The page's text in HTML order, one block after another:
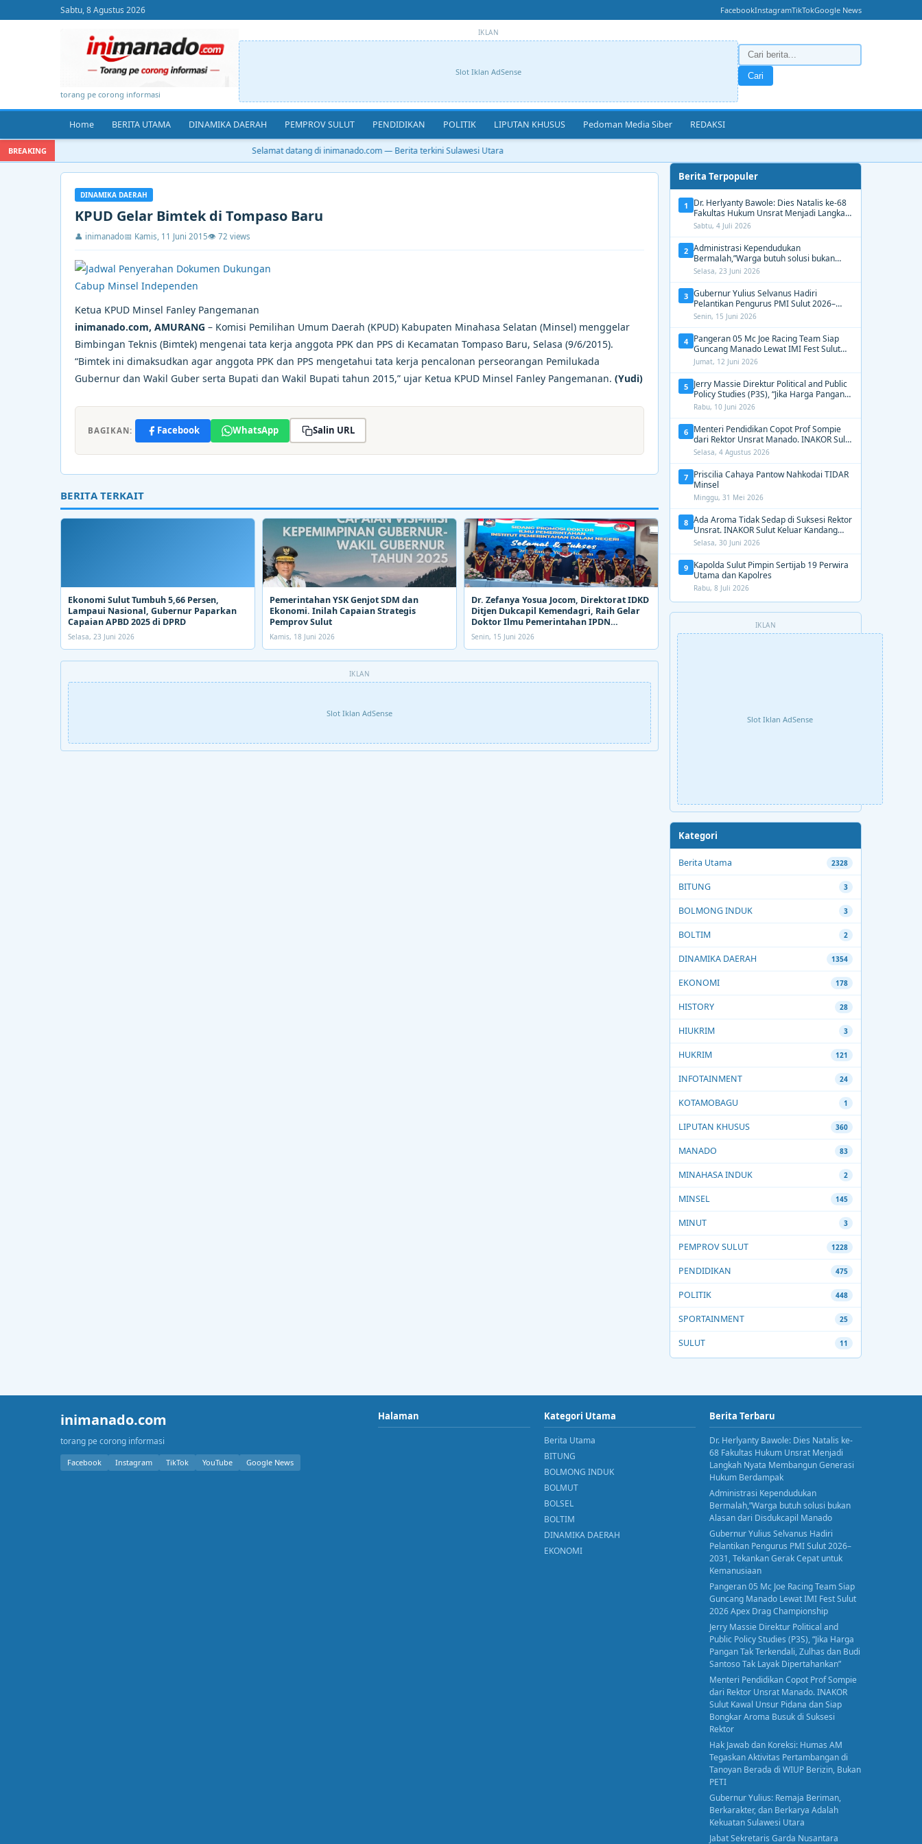
Sabtu, 8 Agustus 2026 FacebookInstagramTikTokGoogle News
torang pe corong informasi
IKLAN
Slot Iklan AdSense Cari
Home BERITA UTAMA DINAMIKA DAERAH PEMPROV SULUT PENDIDIKAN POLITIK LIPUTAN KHUSUS Pedoman Media Siber REDAKSI
BREAKING Selamat datang di inimanado.com — Berita terkini Sulawesi Utara
DINAMIKA DAERAH
KPUD Gelar Bimtek di Tompaso Baru
👤 inimanado📅 Kamis, 11 Juni 2015👁 72 views
Ketua KPUD Minsel Fanley Pangemanan
inimanado.com, AMURANG – Komisi Pemilihan Umum Daerah (KPUD) Kabupaten Minahasa Selatan (Minsel) menggelar
Bimbingan Teknis (Bimtek) mengenai tata kerja anggota PPK dan PPS di Kecamatan Tompaso Baru, Selasa (9/6/2015).
“Bimtek ini dimaksudkan agar anggota PPK dan PPS mengetahui tata kerja pencalonan perseorangan Pemilukada
Gubernur dan Wakil Guber serta Bupati dan Wakil Bupati tahun 2015,” ujar Ketua KPUD Minsel Fanley Pangemanan. (Yudi)
BAGIKAN: Facebook WhatsApp Salin URL
BERITA TERKAIT
Ekonomi Sulut Tumbuh 5,66 Persen,
Lampaui Nasional, Gubernur Paparkan
Capaian APBD 2025 di DPRD
Selasa, 23 Juni 2026
Pemerintahan YSK Genjot SDM dan
Ekonomi. Inilah Capaian Strategis
Pemprov Sulut
Kamis, 18 Juni 2026
Dr. Zefanya Yosua Jocom, Direktorat IDKD
Ditjen Dukcapil Kemendagri, Raih Gelar
Doktor Ilmu Pemerintahan IPDN
Kemendagri
Senin, 15 Juni 2026
IKLAN
Slot Iklan AdSense
Berita Terpopuler
1
Dr. Herlyanty Bawole: Dies Natalis ke-68
Fakultas Hukum Unsrat Menjadi Langkah
Nyata Membangun Generasi Hukum
Berdampak
Sabtu, 4 Juli 2026
2 Administrasi Kependudukan
Bermalah,”Warga butuh solusi bukan
Alasan dari Disdukcapil Manado
Selasa, 23 Juni 2026
3 Gubernur Yulius Selvanus Hadiri
Pelantikan Pengurus PMI Sulut 2026–
2031, Tekankan Gerak Cepat untuk
Kemanusiaan
Senin, 15 Juni 2026
4 Pangeran 05 Mc Joe Racing Team Siap
Guncang Manado Lewat IMI Fest Sulut
2026 Apex Drag Championship
Jumat, 12 Juni 2026
5 Jerry Massie Direktur Political and Public
Policy Studies (P3S), “Jika Harga Pangan
Tak Terkendali, Zulhas dan Budi Santoso
Tak Layak Dipertahankan”
Rabu, 10 Juni 2026
6 Menteri Pendidikan Copot Prof Sompie
dari Rektor Unsrat Manado. INAKOR Sulut
Kawal Unsur Pidana dan Siap Bongkar
Aroma Busuk di Suksesi Rektor
Selasa, 4 Agustus 2026
7 Priscilia Cahaya Pantow Nahkodai TIDAR
Minsel
Minggu, 31 Mei 2026
8 Ada Aroma Tidak Sedap di Suksesi Rektor
Unsrat. INAKOR Sulut Keluar Kandang
Kawal Proses Seleksi
Selasa, 30 Juni 2026
9 Kapolda Sulut Pimpin Sertijab 19 Perwira
Utama dan Kapolres
Rabu, 8 Juli 2026
IKLAN
Slot Iklan AdSense
Kategori
Berita Utama 2328
BITUNG 3
BOLMONG INDUK 3
BOLTIM 2
DINAMIKA DAERAH 1354
EKONOMI 178
HISTORY 28
HIUKRIM 3
HUKRIM 121
INFOTAINMENT 24
KOTAMOBAGU 1
LIPUTAN KHUSUS 360
MANADO 83
MINAHASA INDUK 2
MINSEL 145
MINUT 3
PEMPROV SULUT 1228
PENDIDIKAN 475
POLITIK 448
SPORTAINMENT 25
SULUT 11
inimanado.com
torang pe corong informasi
Facebook Instagram TikTok YouTube Google News
Halaman Kategori Utama
Berita Utama
BITUNG
BOLMONG INDUK
BOLMUT
BOLSEL
BOLTIM
DINAMIKA DAERAH
EKONOMI
Berita Terbaru
Dr. Herlyanty Bawole: Dies Natalis ke-
68 Fakultas Hukum Unsrat Menjadi
Langkah Nyata Membangun Generasi
Hukum Berdampak
Administrasi Kependudukan
Bermalah,”Warga butuh solusi bukan
Alasan dari Disdukcapil Manado
Gubernur Yulius Selvanus Hadiri
Pelantikan Pengurus PMI Sulut 2026–
2031, Tekankan Gerak Cepat untuk
Kemanusiaan
Pangeran 05 Mc Joe Racing Team Siap
Guncang Manado Lewat IMI Fest Sulut
2026 Apex Drag Championship
Jerry Massie Direktur Political and
Public Policy Studies (P3S), “Jika Harga
Pangan Tak Terkendali, Zulhas dan Budi
Santoso Tak Layak Dipertahankan”
Menteri Pendidikan Copot Prof Sompie
dari Rektor Unsrat Manado. INAKOR
Sulut Kawal Unsur Pidana dan Siap
Bongkar Aroma Busuk di Suksesi
Rektor
Hak Jawab dan Koreksi: Humas AM
Tegaskan Aktivitas Pertambangan di
Tanoyan Berada di WIUP Berizin, Bukan
PETI
Gubernur Yulius: Remaja Beriman,
Berkarakter, dan Berkarya Adalah
Kekuatan Sulawesi Utara
Jabat Sekretaris Garda Nusantara